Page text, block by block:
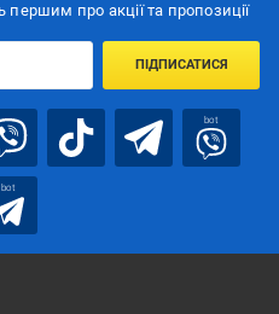
першим про акції та пропозиції
ПІДПИСАТИСЯ
bot
bot